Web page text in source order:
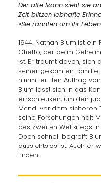
Der alte Mann sieht sie
Zeit blitzen lebhafte
»Sie rannten um ihr
1944. Nathan Blum ist
Ghetto, der beim
ist. Er träumt davon, sich
seiner gesamten Familie
nimmt er den Auftrag
Blum lässt sich in das
einschleusen, um den
Mendl vor dem sicheren
seine Forschungen hält
des Zweiten Weltkriegs
Doch schnell begreift
aussichtslos ist. Auch er
finden…